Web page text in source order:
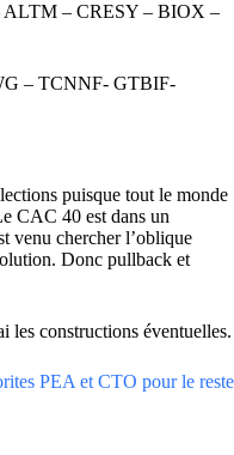
ALTM – CRESY – BIOX –
– TCNNF- GTBIF-
puisque tout le monde
CAC 40 est dans un
venu chercher l’oblique
Donc pullback et
les constructions éventuelles.
PEA et CTO pour le reste